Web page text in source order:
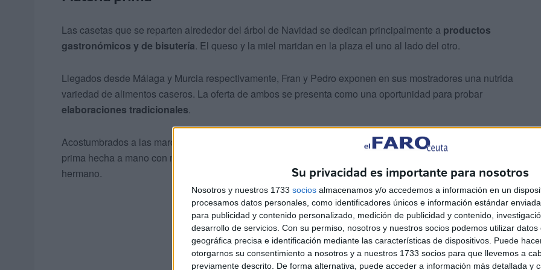
Su privacidad es importante para nosotros
Nosotros y nuestros 1733 socios almacenamos y/o accedemos a información en un
procesamos datos personales, como identificadores únicos e información estándar
para publicidad y contenido personalizado, medición de publicidad y contenido,
desarrollo de servicios. Con su permiso, nosotros y nuestros socios podemos utilizar datos
geográfica precisa e identificación mediante las características de dispositivos. Puede
otorgarnos su consentimiento a nosotros y a nuestros 1733 socios para que llevemos a
previamente descrito. De forma alternativa, puede acceder a información más detallada y
Las casetas que se reparten alrededor del árbol de Navidad se dedican principalmente a productos
gastronómicos y de bisutería. El queso y la miel maridan en la plaza el uno al lado del otro.
Llegados desde Málaga y Murcia respectivamente, Fran y Pedro exponen en sus mostradores una nutrida
variedad de alimentos caseros. La oferta de ambos se presenta como una oportunidad para probar
elaboraciones tradicionales.
Acostumbrados a las marcas comerciales de supermercados, facilitan la posibilidad de catar materia
prima hecha a mano con mimo. El andaluz se encuentra tras el vasto escaparate de quesos junto a su
hermano.